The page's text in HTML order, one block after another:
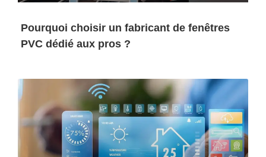
Pourquoi choisir un fabricant de fenêtres
PVC dédié aux pros ?